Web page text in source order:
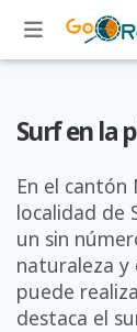
Surf en la
En el
localidad de
un sin
naturaleza y
puede
destaca el